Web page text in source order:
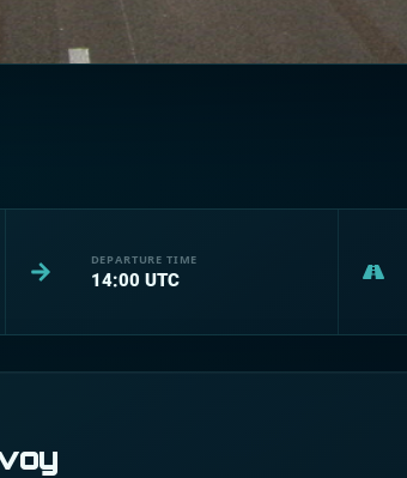
DEPARTURE TIME
14:00 UTC